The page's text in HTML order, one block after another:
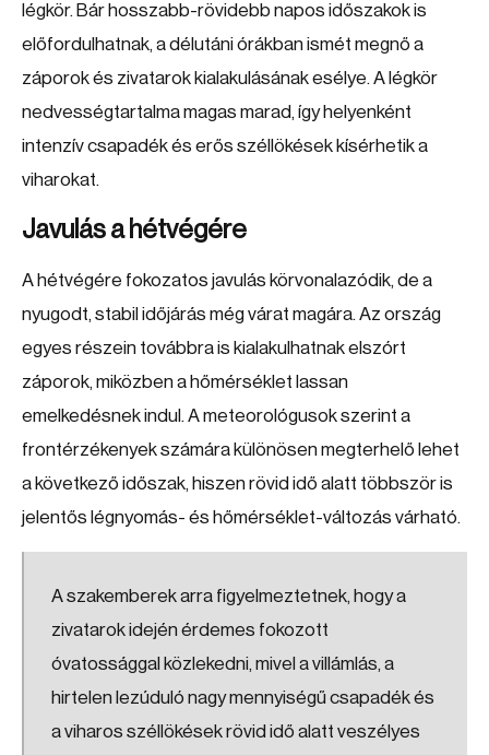
légkör. Bár hosszabb-rövidebb napos időszakok is
előfordulhatnak, a délutáni órákban ismét megnő a
záporok és zivatarok kialakulásának esélye. A légkör
nedvességtartalma magas marad, így helyenként
intenzív csapadék és erős széllökések kísérhetik a
viharokat.
Javulás a hétvégére
A hétvégére fokozatos javulás körvonalazódik, de a
nyugodt, stabil időjárás még várat magára. Az ország
egyes részein továbbra is kialakulhatnak elszórt
záporok, miközben a hőmérséklet lassan
emelkedésnek indul. A meteorológusok szerint a
frontérzékenyek számára különösen megterhelő lehet
a következő időszak, hiszen rövid idő alatt többször is
jelentős légnyomás- és hőmérséklet-változás várható.
A szakemberek arra figyelmeztetnek, hogy a
zivatarok idején érdemes fokozott
óvatossággal közlekedni, mivel a villámlás, a
hirtelen lezúduló nagy mennyiségű csapadék és
a viharos széllökések rövid idő alatt veszélyes